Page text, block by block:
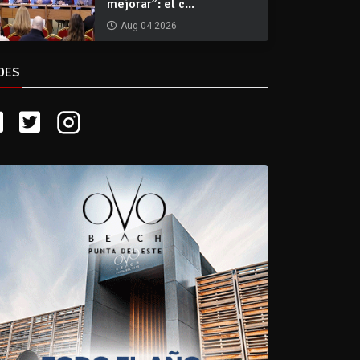
mejorar”: el c...
Aug 04 2026